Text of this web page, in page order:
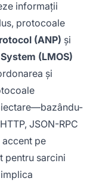
informații
protocoale
(ANP) și
(LMOS)
și
JSON-RPC
pe
pentru sarcini